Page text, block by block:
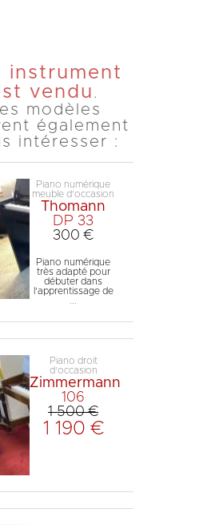
instrument
vendu .
modèles
également
intéresser :
Piano numérique
meuble d'occasion
Thomann
DP 33
300 €
Piano numérique
très adapté pour
débuter dans
l'apprentissage de
Piano droit
d'occasion
Zimmermann
106
1 500 €
1 190 €